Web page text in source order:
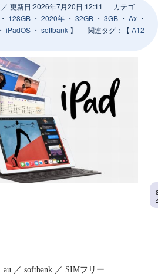
／ 更新日:2026年7月20日 12:11
カテゴ
・ 128GB ・ 2020年 ・ 32GB ・ 3GB ・ Ax ・
・ iPadOS ・ softbank 】 関連タグ ：【 A12
／ softbank ／ SIMフリー